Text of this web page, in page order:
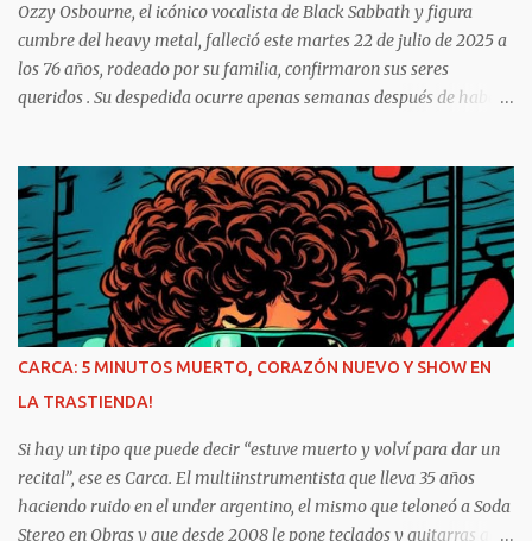
Ozzy Osbourne, el icónico vocalista de Black Sabbath y figura
cumbre del heavy metal, falleció este martes 22 de julio de 2025 a
los 76 años, rodeado por su familia, confirmaron sus seres
queridos . Su despedida ocurre apenas semanas después de haber
de julio De aspirante a leyenda del metal Nacido como John
Michael Osbourne en Birmingham en 1948, Ozzy se unió a Black
Sabbath en 1968, aportando su inconfundible voz gutural a himnos
como Paranoid, Iron Man y War Pigs —temas que no solo
definieron la banda, sino que cimentaron el género del heavy
metal. Tras su salida de la banda en 1979, cortes como Crazy Train
y Mama, I’m Coming Home lo consagraron como solista y
empresario musical con el festival Ozzfest. Un adiós rockero y
lleno de dignidad Años de lucha contra enfermedades como
Parkinson (diagnosticado en 2020) y severos problemas de salud
no logr...
CARCA: 5 MINUTOS MUERTO, CORAZÓN NUEVO Y SHOW EN
LA TRASTIENDA!
Si hay un tipo que puede decir “estuve muerto y volví para dar un
recital”, ese es Carca. El multiinstrumentista que lleva 35 años
haciendo ruido en el under argentino, el mismo que teloneó a Soda
Stereo en Obras y que desde 2008 le pone teclados y guitarras al